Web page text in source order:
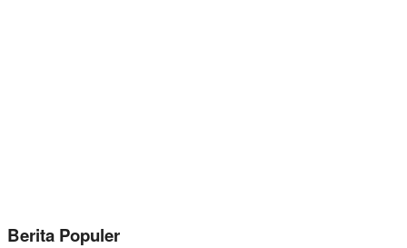
Berita Populer